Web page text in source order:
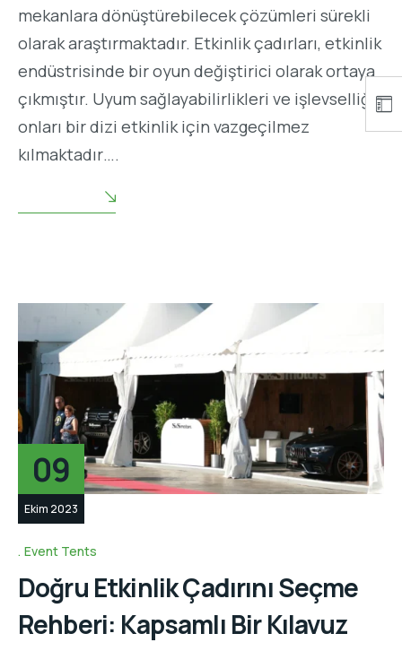
mekanlara dönüştürebilecek çözümleri sürekli
olarak araştırmaktadır. Etkinlik çadırları, etkinlik
endüstrisinde bir oyun değiştirici olarak ortaya
çıkmıştır. Uyum sağlayabilirlikleri ve işlevselliği,
onları bir dizi etkinlik için vazgeçilmez
kılmaktadır….
09
Ekim 2023
Event Tents
Doğru Etkinlik Çadırını Seçme
Rehberi: Kapsamlı Bir Kılavuz